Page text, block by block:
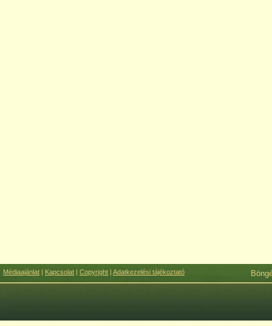
Médiaajánlat | Kapcsolat | Copyright | Adatkezelési tájékoztató